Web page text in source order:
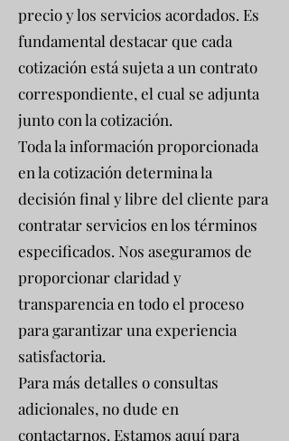
precio y los servicios acordados. Es
fundamental destacar que cada
cotización está sujeta a un contrato
correspondiente, el cual se adjunta
junto con la cotización.
Toda la información proporcionada
en la cotización determina la
decisión final y libre del cliente para
contratar servicios en los términos
especificados. Nos aseguramos de
proporcionar claridad y
transparencia en todo el proceso
para garantizar una experiencia
satisfactoria.
Para más detalles o consultas
adicionales, no dude en
contactarnos. Estamos aquí para